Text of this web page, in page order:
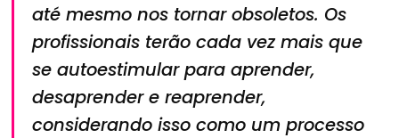
até mesmo nos tornar obsoletos. Os
profissionais terão cada vez mais que
se autoestimular para aprender,
desaprender e reaprender,
considerando isso como um processo